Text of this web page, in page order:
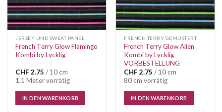
JERSEY UND SWEAT PANEL
French Terry Glow Flamingo
Kombi by Lycklig
CHF 2.75 / 10 cm
1.1 Meter vorrätig
IN DEN WARENKORB
FRENCH TERRY GEMUSTERT
French Terry Glow Alien
Kombi by Lycklig
VORBESTELLUNG
CHF 2.75 / 10 cm
80 cm vorrätig
IN DEN WARENKORB